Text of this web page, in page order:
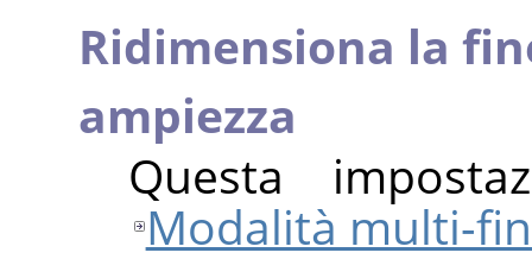
Ridimensiona la
ampiezza
Questa
Modalità multi-